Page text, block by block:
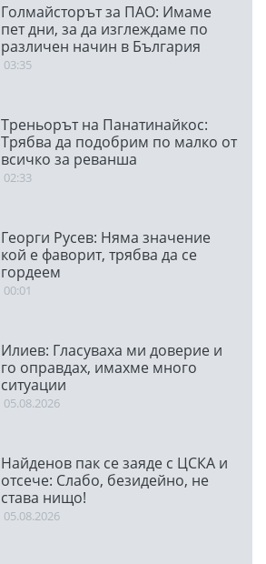
Голмайсторът за ПАО: Имаме
пет дни, за да изглеждаме по
различен начин в България
03:35
Треньорът на Панатинайкос:
Трябва да подобрим по малко от
всичко за реванша
02:33
Георги Русев: Няма значение
кой е фаворит, трябва да се
гордеем
00:01
Илиев: Гласуваха ми доверие и
го оправдах, имахме много
ситуации
05.08.2026
Найденов пак се заяде с ЦСКА и
отсече: Слабо, безидейно, не
става нищо!
05.08.2026